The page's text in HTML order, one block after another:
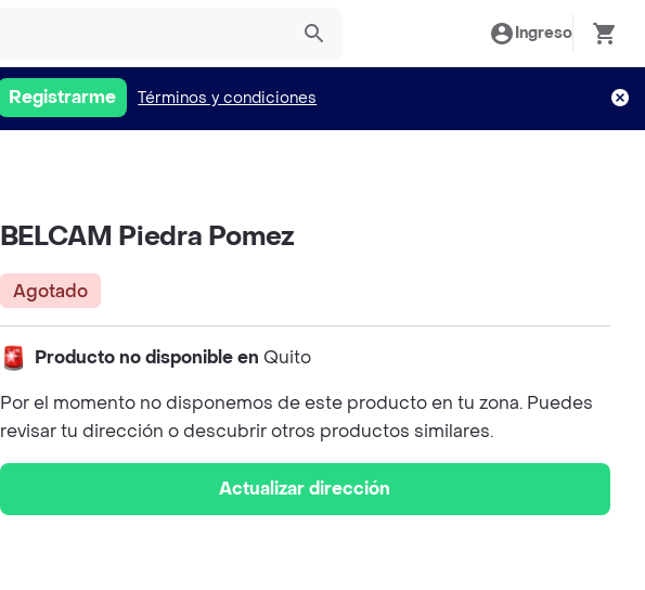
Ingreso
Registrarme Términos y condiciones
BELCAM Piedra Pomez
Agotado
Producto no disponible en Quito
Por el momento no disponemos de este producto en tu zona. Puedes
revisar tu dirección o descubrir otros productos similares.
Actualizar dirección